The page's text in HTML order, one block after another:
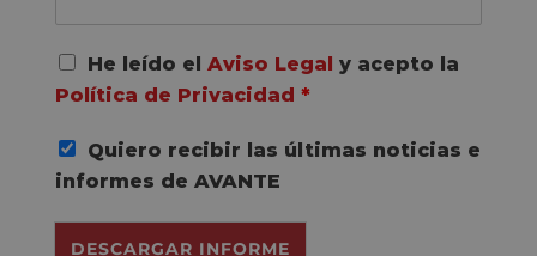
A
c
u
r
d
R
He leído el Aviso Legal y acepto la
Política de Privacidad *
Quiero recibir las últimas noticias e
informes de AVANTE
DESCARGAR INFORME